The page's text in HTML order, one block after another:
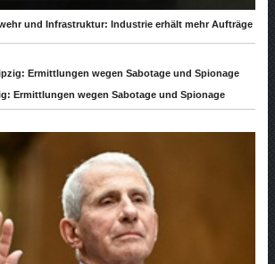
und Infrastruktur: Industrie erhält mehr Aufträge
Ermittlungen wegen Sabotage und Spionage